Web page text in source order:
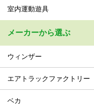
室内運動遊具
メーカーから選ぶ
ウィンザー
エアトラックファクトリー
ベカ